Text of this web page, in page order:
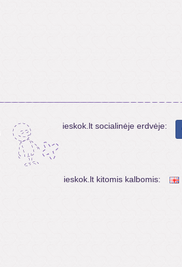
ieskok.lt socialinėje erdvėje:
ieskok.lt kitomis kalbomis: